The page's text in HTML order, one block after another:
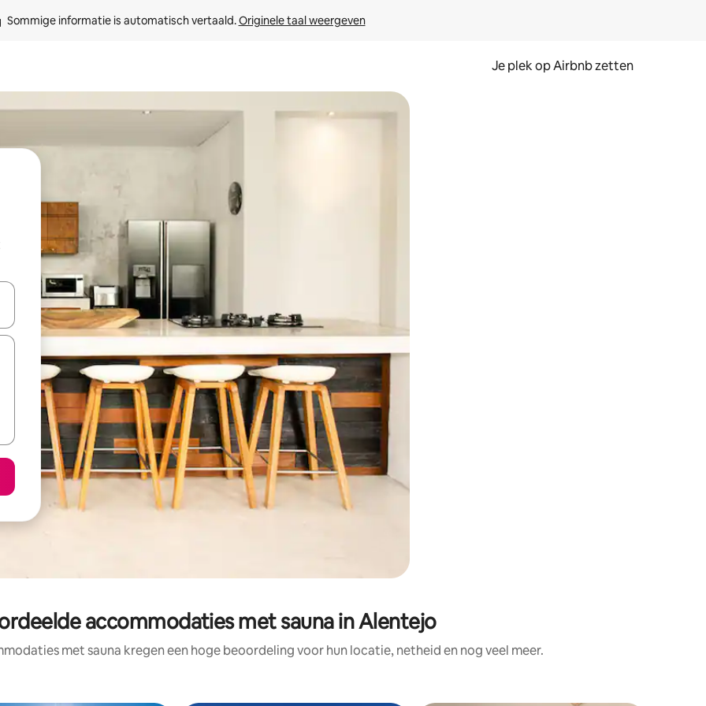
Sommige informatie is automatisch vertaald. Originele taal weergeven
Je plek op Airbnb zetten
keuze met je de pijltjestoetsen omhoog en omlaag, óf door te tikken of swipen.
accommodaties met sauna in Alentejo
met sauna kregen een hoge beoordeling voor hun locatie, netheid en nog veel meer.